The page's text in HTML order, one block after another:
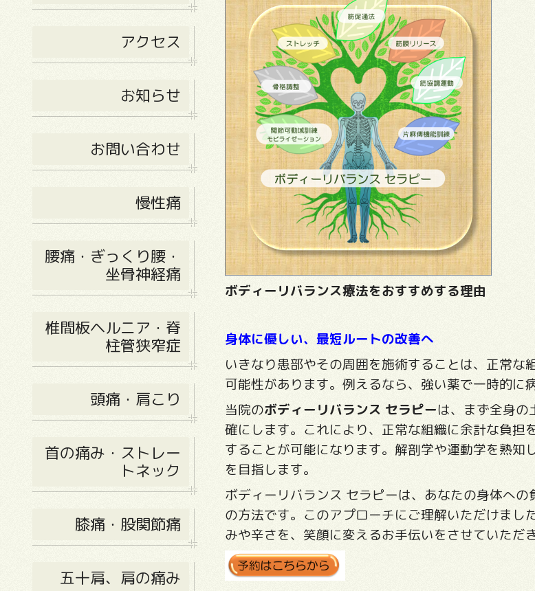
アクセス
お知らせ
お問い合わせ
慢性痛
腰痛・ぎっくり腰・
坐骨神経痛
椎間板ヘルニア・脊
柱管狭窄症
頭痛・肩こり
首の痛み・ストレー
トネック
膝痛・股関節痛
五十肩、肩の痛み
ボディーリバランス療法をおすすめする理由
身体に優しい、最短ルートの改善へ
いきなり患部やその周囲を施術することは、正常
可能性があります。例えるなら、強い薬で一時的に
当院のボディーリバランス セラピーは、まず全身の
確にします。これにより、正常な組織に余計な負
することが可能になります。解剖学や運動学を熟
を目指します。
ボディーリバランス セラピーは、あなたの身体へ
の方法です。このアプローチにご理解いただけま
みや辛さを、笑顔に変えるお手伝いをさせていただ